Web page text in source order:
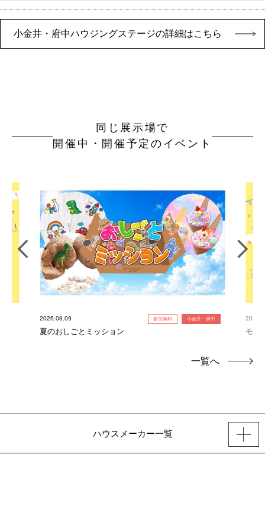
小金井・府中ハウジングステージの詳細はこちら
同じ展示場で
開催中・開催予定のイベント
2026.08.09 参加無料 小金井・府中
夏のおしごとミッション モデ
一覧へ
ハウスメーカー一覧